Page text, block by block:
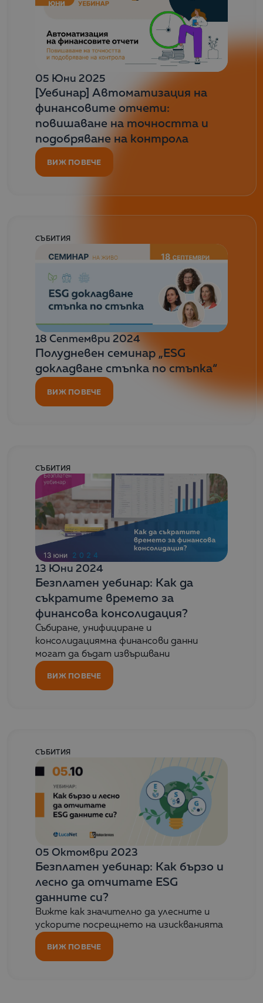
05 Юни 2025
[Уебинар] Автоматизация на
финансовите отчети:
повишаване на точността и
подобряване на контрола
ВИЖ ПОВЕЧЕ
СЪБИТИЯ
18 Септември 2024
Полудневен семинар „ESG
докладване стъпка по стъпка“
ВИЖ ПОВЕЧЕ
СЪБИТИЯ
13 Юни 2024
Безплатен уебинар: Как да
съкратите времето за
финансова консолидация?
Събиране, унифициране и
консолидациямна финансови данни
могат да бъдат извършвани
ВИЖ ПОВЕЧЕ
СЪБИТИЯ
05 Октомври 2023
Безплатен уебинар: Как бързо и
лесно да отчитате ESG
данните си?
Вижте как значително да улесните и
ускорите посрещнето на изискванията
ВИЖ ПОВЕЧЕ